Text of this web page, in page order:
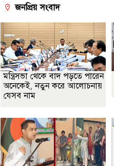
জনপ্রিয় সংবাদ
মন্ত্রিসভা থেকে বাদ পড়তে পারেন
অনেকেই, নতুন করে আলোচনায়
যেসব নাম